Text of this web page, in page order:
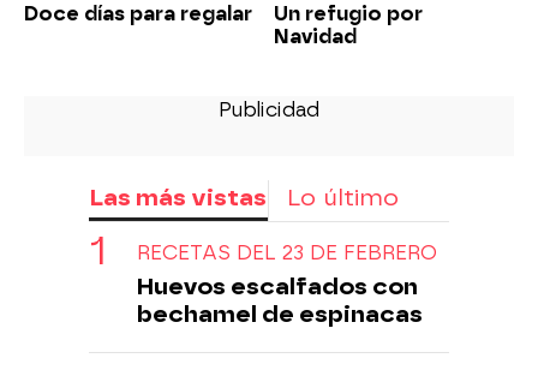
Doce días para regalar
Un refugio por
Navidad
Las más vistas Lo último
RECETAS DEL 23 DE FEBRERO
Huevos escalfados con
bechamel de espinacas